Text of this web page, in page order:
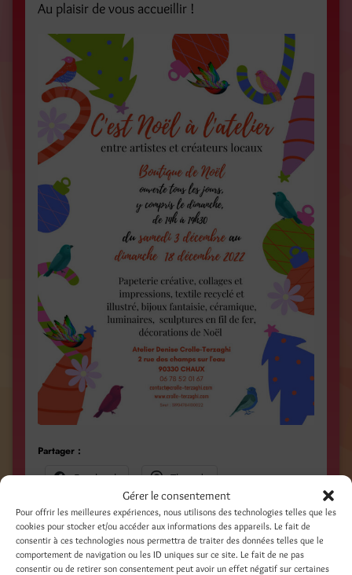
Gérer le consentement
Pour offrir les meilleures expériences, nous utilisons des technologies telles que les
cookies pour stocker et/ou accéder aux informations des appareils. Le fait de
consentir à ces technologies nous permettra de traiter des données telles que le
comportement de navigation ou les ID uniques sur ce site. Le fait de ne pas
consentir ou de retirer son consentement peut avoir un effet négatif sur certaines
Au plaisir de vous accueillir !
Partager :
Facebook
Threads
LinkedIn Pinterest
Nextdoor